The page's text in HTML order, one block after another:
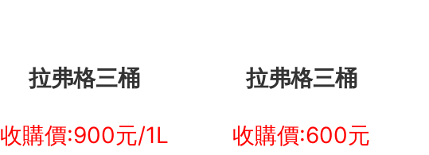
拉弗格三桶 拉弗格三桶
收購價:900元/1L 收購價:600元